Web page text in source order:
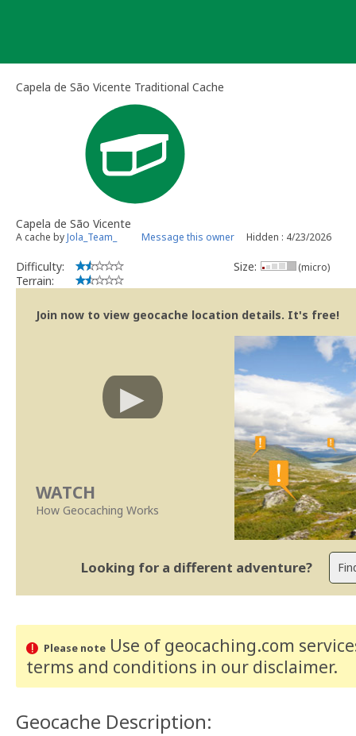
Capela de São Vicente Traditional Cache
Capela de São Vicente
A cache byJola_Team_ Message this owner Hidden : 4/23/2026
Difficulty:
Terrain:
Size: (micro)
Join now to view geocache location details. It's free!
WATCH
How Geocaching Works
Looking for a different adventure?
Please noteUse of geocaching.com
terms and conditions in our disclaimer.
Geocache Description: